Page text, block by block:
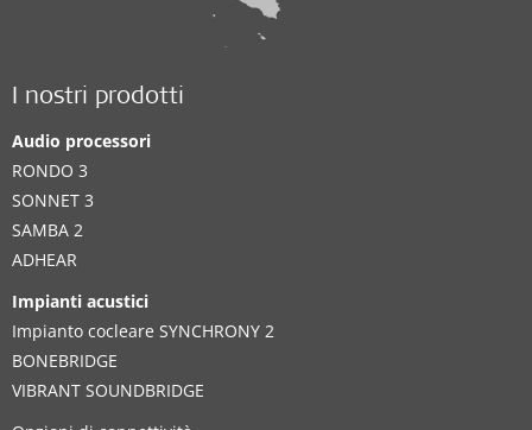
I nostri prodotti
Audio processori
RONDO 3
SONNET 3
SAMBA 2
ADHEAR
Impianti acustici
Impianto cocleare SYNCHRONY 2
BONEBRIDGE
VIBRANT SOUNDBRIDGE